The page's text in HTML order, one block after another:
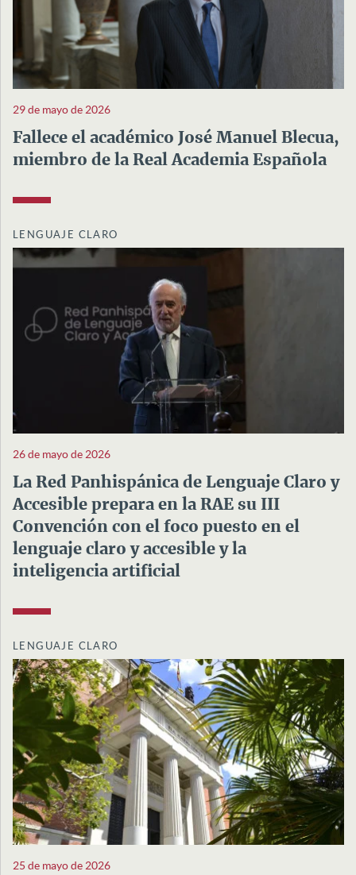
29 de mayo de 2026
Fallece el académico José Manuel Blecua,
miembro de la Real Academia Española
LENGUAJE CLARO
26 de mayo de 2026
La Red Panhispánica de Lenguaje Claro y
Accesible prepara en la RAE su III
Convención con el foco puesto en el
lenguaje claro y accesible y la
inteligencia artificial
LENGUAJE CLARO
25 de mayo de 2026